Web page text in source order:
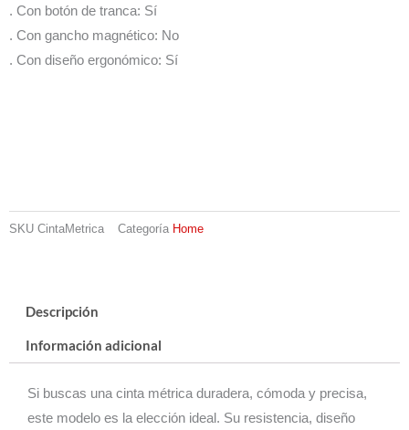
. Con botón de tranca: Sí
. Con gancho magnético: No
. Con diseño ergonómico: Sí
SKU CintaMetrica Categoría Home
Descripción
Información adicional
Si buscas una cinta métrica duradera, cómoda y precisa,
este modelo es la elección ideal. Su resistencia, diseño